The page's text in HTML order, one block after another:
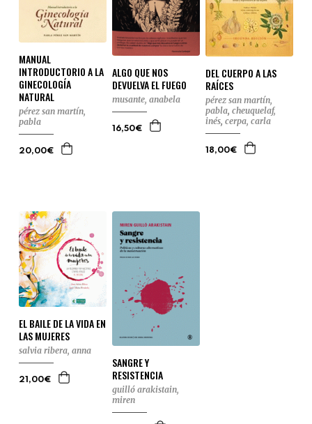
MANUAL
INTRODUCTORIO A LA
GINECOLOGÍA
NATURAL
pérez san martín,
pabla
20,00€
ALGO QUE NOS
DEVUELVA EL FUEGO
musante, anabela
16,50€
DEL CUERPO A LAS
RAÍCES
pérez san martín,
pabla, cheuquelaf,
inés, cerpa, carla
18,00€
EL BAILE DE LA VIDA EN
LAS MUJERES
salvia ribera, anna
21,00€
SANGRE Y
RESISTENCIA
guilló arakistain,
miren